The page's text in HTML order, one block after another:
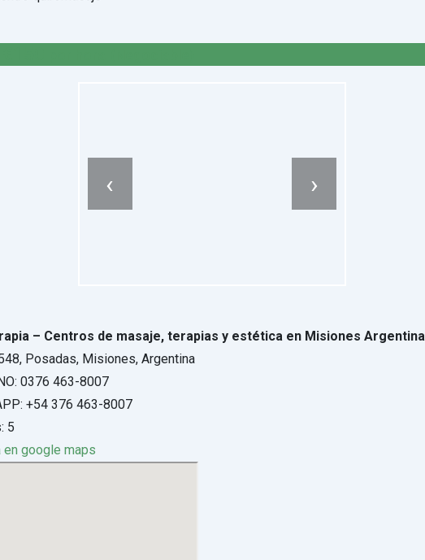
‹ ›
– Centros de masaje, terapias y estética en Misiones Argentina
Posadas, Misiones, Argentina
0376 463-8007
+54 376 463-8007
5
en google maps